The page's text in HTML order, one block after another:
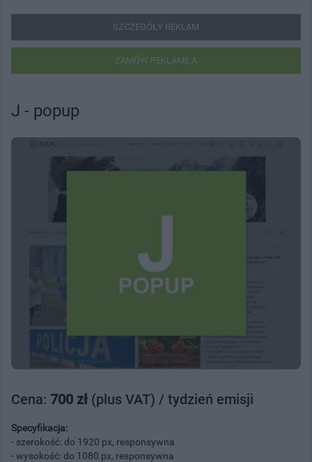
SZCZEGÓŁY REKLAM
ZAMÓW REKLAMĘ A
J - popup
Cena: 700 zł (plus VAT) / tydzień emisji
Specyfikacja:
- szerokość: do 1920 px, responsywna
- wysokość: do 1080 px, responsywna